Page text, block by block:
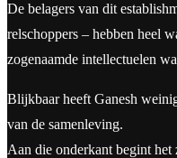
De belagers van dit
relschoppers – hebben heel
zogenaamde intellectuelen
Blijkbaar heeft Ganesh
van de samenleving.
Aan die onderkant begint het